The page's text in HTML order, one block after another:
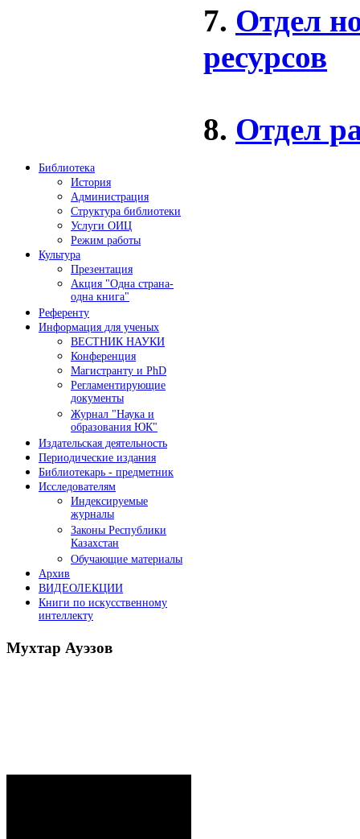
7. Отдел
ресурсов
8. Отдел
Библиотека
История
Администрация
Структура библиотеки
Услуги ОИЦ
Режим работы
Культура
Презентация
Акция "Одна страна-
одна книга"
Референту
Информация для ученых
ВЕСТНИК НАУКИ
Конференция
Магистранту и PhD
Регламентирующие
документы
Журнал "Наука и
образования ЮК"
Издательская деятельность
Периодические издания
Библиотекарь - предметник
Исследователям
Индексируемые
журналы
Законы Республики
Казахстан
Обучающие материалы
Архив
ВИДЕОЛЕКЦИИ
Книги по искусственному
интеллекту
Мухтар Ауэзов